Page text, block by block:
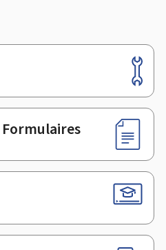
Formulaires